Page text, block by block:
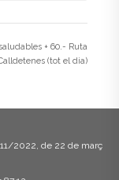
+ 60.- Ruta
(tot el dia)
2022, de 22 de març